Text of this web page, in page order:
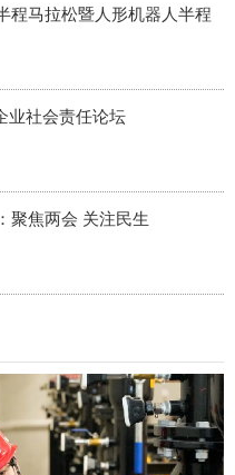
程马拉松暨人形机器人半程
业社会责任论坛
聚焦两会 关注民生